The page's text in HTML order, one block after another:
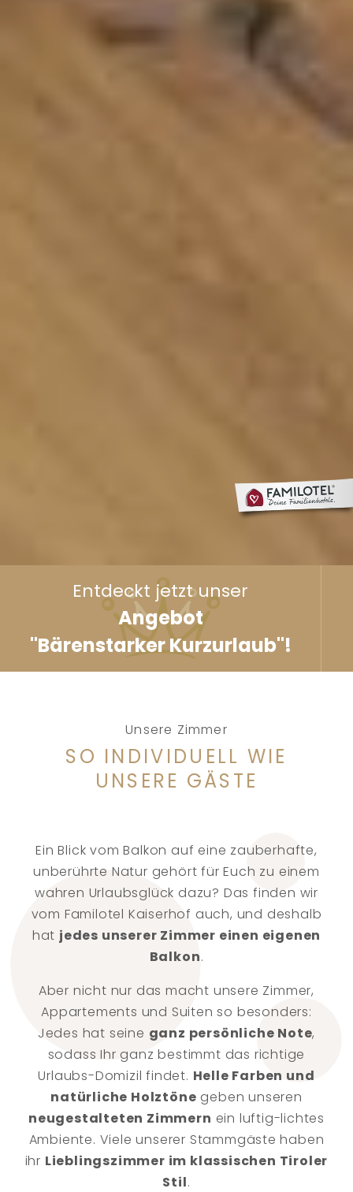
Entdeckt jetzt unser
Angebot
"Bärenstarker Kurzurlaub"!
Unsere Zimmer
SO INDIVIDUELL WIE
UNSERE GÄSTE
Ein Blick vom Balkon auf eine zauberhafte,
unberührte Natur gehört für Euch zu einem
wahren Urlaubsglück dazu? Das finden wir
vom Familotel Kaiserhof auch, und deshalb
hat jedes unserer Zimmer einen eigenen
Balkon.
Aber nicht nur das macht unsere Zimmer,
Appartements und Suiten so besonders:
Jedes hat seine ganz persönliche Note,
sodass Ihr ganz bestimmt das richtige
Urlaubs-Domizil findet. Helle Farben und
natürliche Holztöne geben unseren
neugestalteten Zimmern ein luftig-lichtes
Ambiente. Viele unserer Stammgäste haben
ihr Lieblingszimmer im klassischen Tiroler
Stil.